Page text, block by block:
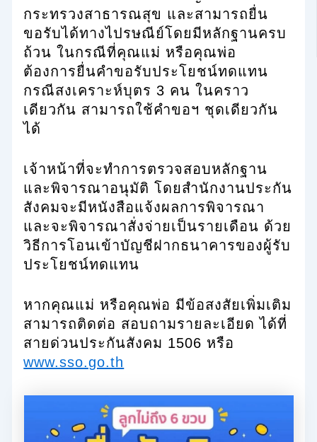
กระทรวงสาธารณสุข และสามารถยื่น
ขอรับได้ทางไปรษณีย์โดยมีหลักฐานครบ
ถ้วน ในกรณีที่คุณแม่ หรือคุณพ่อ
ต้องการยื่นคำขอรับประโยชน์ทดแทน
กรณีสงเคราะห์บุตร 3 คน ในคราว
เดียวกัน สามารถใช้คำขอฯ ชุดเดียวกัน
ได้
เจ้าหน้าที่จะทำการตรวจสอบหลักฐาน
และพิจารณาอนุมัติ โดยสำนักงานประกัน
สังคมจะมีหนังสือแจ้งผลการพิจารณา
และจะพิจารณาสั่งจ่ายเป็นรายเดือน ด้วย
วิธีการโอนเข้าบัญชีฝากธนาคารของผู้รับ
ประโยชน์ทดแทน
หากคุณแม่ หรือคุณพ่อ มีข้อสงสัยเพิ่มเติม
สามารถติดต่อ สอบถามรายละเอียด ได้ที่
สายด่วนประกันสังคม 1506 หรือ
www.sso.go.th